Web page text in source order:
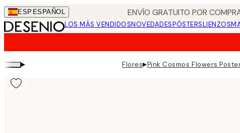
Skip
to
main
ESP ESPAÑOL ENVÍO GRATUITO POR
LOS MÁS VENDIDOSNOVEDADESPÓSTERSLIENZOS
▸ Flores▸Pink Cosmos Flowers